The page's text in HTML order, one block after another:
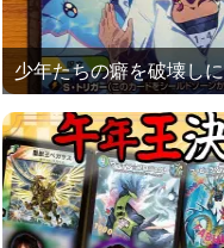
少年たちの癖を破壊し